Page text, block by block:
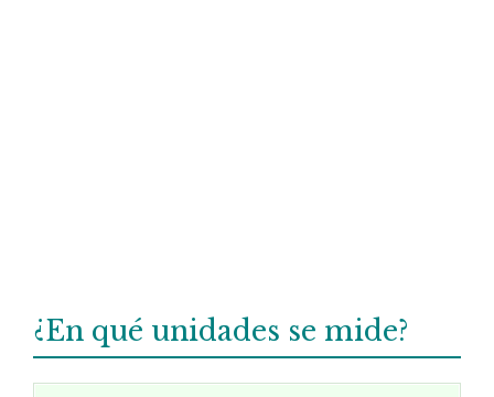
¿En qué unidades se mide?